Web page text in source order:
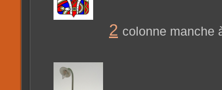
2 colonne manche